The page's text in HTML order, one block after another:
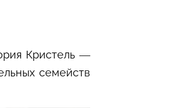
Кристель —
семейств